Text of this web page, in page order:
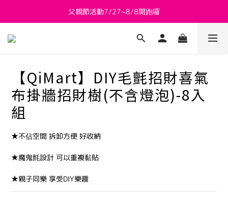
新會員送 $800購物金
父親節活動7/27~8/8開跑囉
新會員送 $800購物金
【QiMart】DIY毛氈招財喜氣
布掛牆招財樹(不含燈泡)-8入
組
★不佔空間 拆卸方便 好收納
★魔鬼氈設計 可以重複黏貼
★親子同樂 享受DIY樂趣